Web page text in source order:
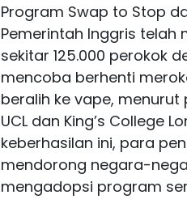
Program Swap to Stop
Pemerintah Inggris telah
sekitar 125.000 perokok
mencoba berhenti
beralih ke vape, menurut
UCL dan King’s College
keberhasilan ini, para
mendorong negara-
mengadopsi program